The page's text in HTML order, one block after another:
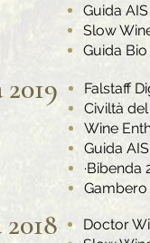
Guida
Slow
Guida Bio
Falstaff
Civiltà
Wine
Guida
·Bibenda
Gambero
Doctor